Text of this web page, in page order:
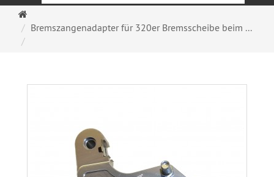
Bremszangenadapter für 320er Bremsscheibe beim ...